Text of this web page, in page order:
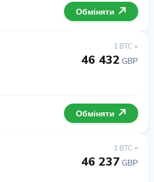
Обміняти
1 BTC =
46 432 GBP
Обміняти
1 BTC =
46 237 GBP